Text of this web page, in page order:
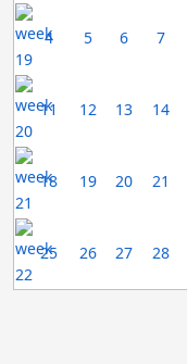
4 5 6 7
11 12 13 14
18 19 20 21
25 26 27 28